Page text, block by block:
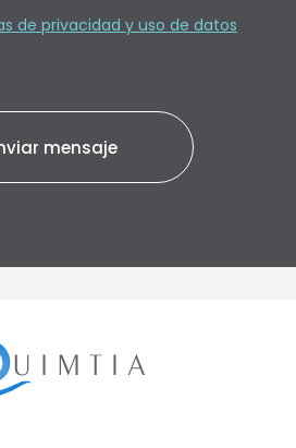
de privacidad y uso de datos